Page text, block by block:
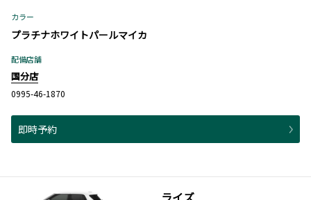
カラー
プラチナホワイトパールマイカ
配備店舗
国分店
0995-46-1870
即時予約